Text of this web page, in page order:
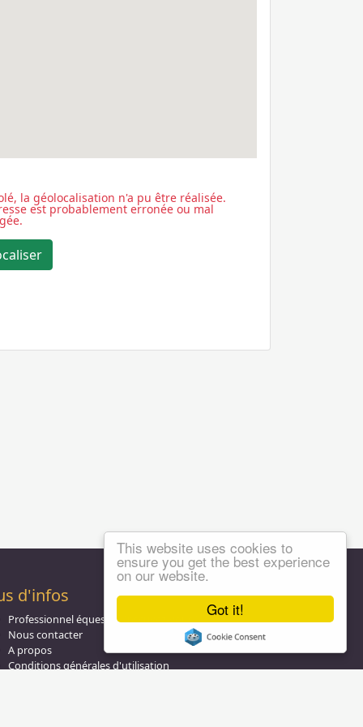
Got it!
This website uses cookies to
ensure you get the best experience
on our website.
la géolocalisation n'a pu être réalisée.
est probablement erronée ou mal
d'infos
Professionnel équestre, Inscrivez-vous !
Nous contacter
A propos
Conditions générales d'utilisation